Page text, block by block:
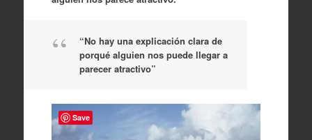
“No hay una explicación clara de
porqué alguien nos puede llegar a
parecer atractivo”
Save